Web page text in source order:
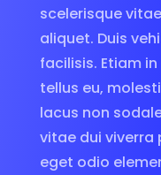
scelerisque
aliquet. Duis
facilisis. Etiam
tellus eu,
lacus non
vitae dui viverra
eget odio